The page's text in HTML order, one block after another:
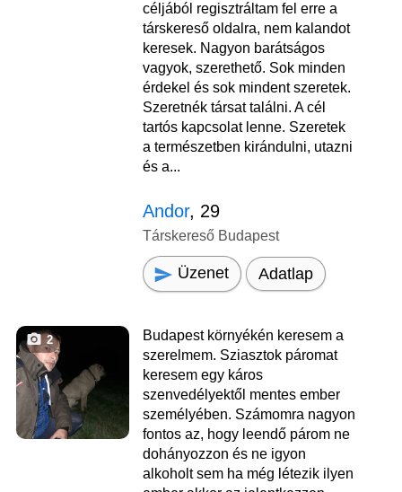
céljából regisztráltam fel erre a
társkereső oldalra, nem kalandot
keresek. Nagyon barátságos
vagyok, szerethető. Sok minden
érdekel és sok mindent szeretek.
Szeretnék társat találni. A cél
tartós kapcsolat lenne. Szeretek
a természetben kirándulni, utazni
és a...
Andor, 29
Társkereső Budapest
Üzenet Adatlap
2
Budapest környékén keresem a
szerelmem. Sziasztok páromat
keresem egy káros
szenvedélyektől mentes ember
személyében. Számomra nagyon
fontos az, hogy leendő párom ne
dohányozzon és ne igyon
alkoholt sem ha még létezik ilyen